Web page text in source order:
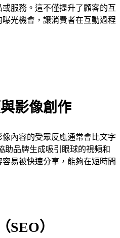
服務。這不僅提升了顧客的互
光機會，讓消費者在互動過程
影像創作
內容的受眾反應通常會比文字
助品牌生成吸引眼球的視頻和
易被快速分享，能夠在短時間
SEO）